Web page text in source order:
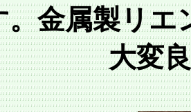
。金属製リエ
大変